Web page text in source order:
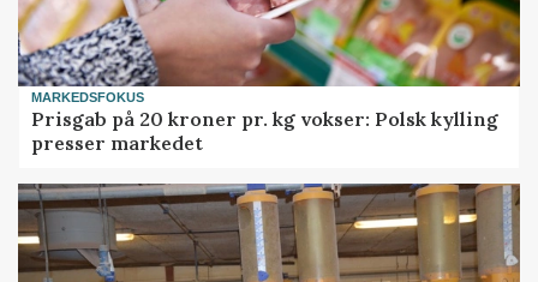
MARKEDSFOKUS
Prisgab på 20 kroner pr. kg vokser: Polsk kylling
presser markedet